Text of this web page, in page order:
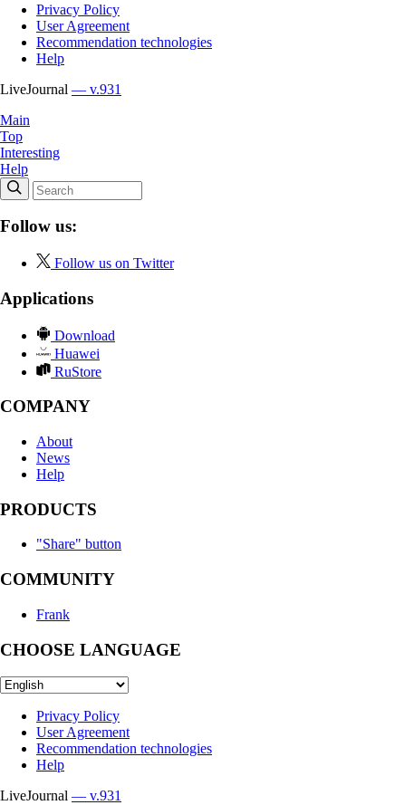
Privacy Policy
User Agreement
Recommendation technologies
Help
LiveJournal — v.931
Main
Top
Interesting
Help
Follow us:
Follow us on Twitter
Applications
Download
Huawei
RuStore
COMPANY
About
News
Help
PRODUCTS
"Share" button
COMMUNITY
Frank
CHOOSE LANGUAGE
Privacy Policy
User Agreement
Recommendation technologies
Help
LiveJournal — v.931